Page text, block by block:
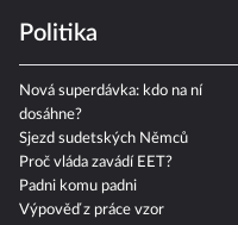
Politika
Nová superdávka: kdo na ní
dosáhne?
Sjezd sudetských Němců
Proč vláda zavádí EET?
Padni komu padni
Výpověď z práce vzor